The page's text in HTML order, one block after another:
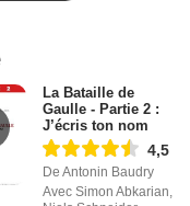
La Bataille de
Gaulle - Partie 2 :
J’écris ton nom
4,5
De Antonin Baudry
Avec Simon Abkarian,